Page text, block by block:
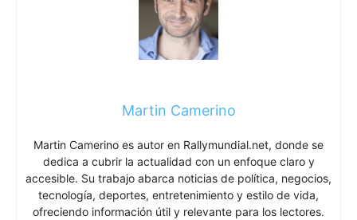
Martin Camerino
Martin Camerino es autor en Rallymundial.net, donde se
dedica a cubrir la actualidad con un enfoque claro y
accesible. Su trabajo abarca noticias de política, negocios,
tecnología, deportes, entretenimiento y estilo de vida,
ofreciendo información útil y relevante para los lectores.